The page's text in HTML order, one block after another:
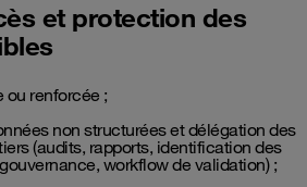
et protection des
renforcée ;
non structurées et délégation des
(audits, rapports, identification des
workflow de validation) ;